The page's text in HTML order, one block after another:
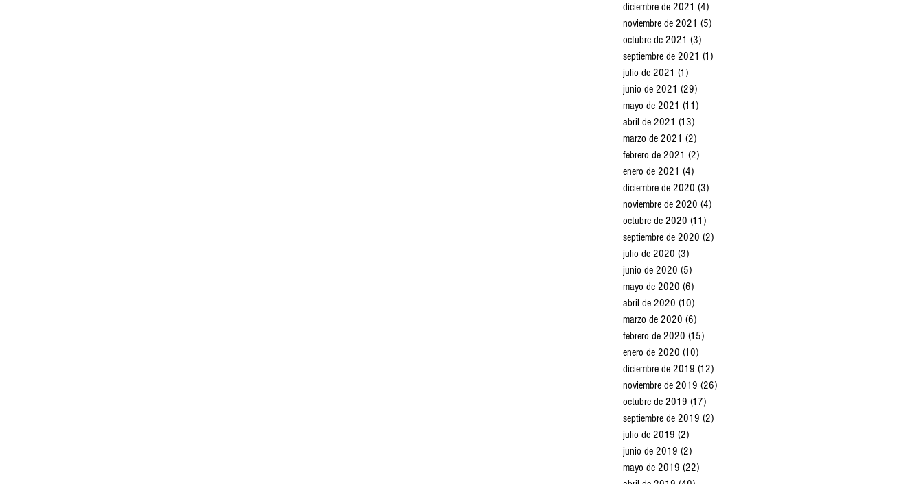
diciembre de 2021 (4)
noviembre de 2021 (5)
octubre de 2021 (3)
septiembre de 2021 (1)
julio de 2021 (1)
junio de 2021 (29)
mayo de 2021 (11)
abril de 2021 (13)
marzo de 2021 (2)
febrero de 2021 (2)
enero de 2021 (4)
diciembre de 2020 (3)
noviembre de 2020 (4)
octubre de 2020 (11)
septiembre de 2020 (2)
julio de 2020 (3)
junio de 2020 (5)
mayo de 2020 (6)
abril de 2020 (10)
marzo de 2020 (6)
febrero de 2020 (15)
enero de 2020 (10)
diciembre de 2019 (12)
noviembre de 2019 (26)
octubre de 2019 (17)
septiembre de 2019 (2)
julio de 2019 (2)
junio de 2019 (2)
mayo de 2019 (22)